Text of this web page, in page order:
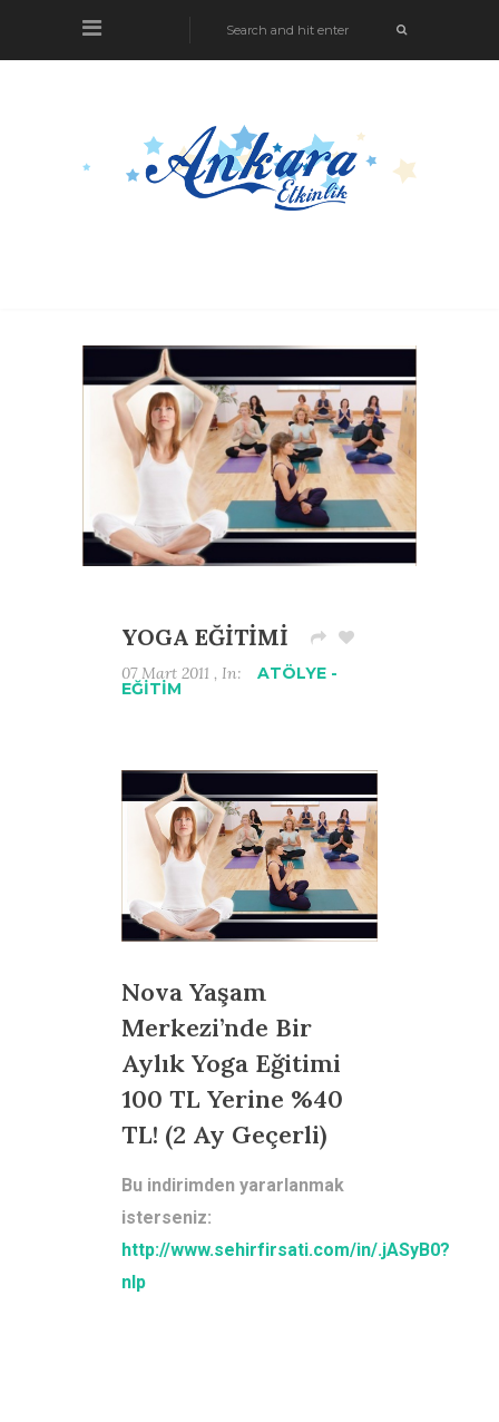
YOGA EĞİTİMİ
07 Mart 2011 , In: ATÖLYE -
EĞİTİM
Nova Yaşam
Merkezi’nde Bir
Aylık Yoga Eğitimi
100 TL Yerine %40
TL! (2 Ay Geçerli)
Bu indirimden yararlanmak
isterseniz:
http://www.sehirfirsati.com/in/.jASyB0?
nlp